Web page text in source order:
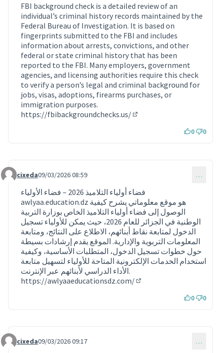
FBI background check is a detailed review of an
individual’s criminal history records maintained by the
Federal Bureau of Investigation. It is based on
fingerprints submitted to the FBI and includes
information about arrests, convictions, and other
federal or state criminal history that has been
reported to the FBI. Many employers, government
agencies, and licensing authorities require this check
to verify a person’s legal and criminal background for
jobs, visas, adoptions, firearms purchases, or
immigration purposes.
https://fbibackgroundchecks.us/
0 0
Commentaire 2178
cixeda09/03/2026 08:59 …
فضاء أولياء التلاميذ 2026 – فضاء الأولياء
awlyaa.education.dz هو موقع معلوماتي يشرح كيفية
الوصول إلى فضاء أولياء التلاميذ الخاص بوزارة التربية
الوطنية في الجزائر للعام 2026، حيث يمكن للأولياء تسجيل
الدخول لمتابعة نقاط أبنائهم، الاطلاع على النتائج، ومتابعة
المعلومات التربوية والإدارية. الموقع يقدم إرشادات بسيطة
حول خطوات تسجيل الدخول، المتطلبات الأساسية، وكيفية
استخدام الخدمات الإلكترونية المتاحة للأولياء لتسهيل متابعة
الأداء الدراسي لأبنائهم عبر الإنترنت.
https://awlyaaeducationsdz.com/
0 0
Commentaire 2179
cixeda09/03/2026 09:17 …